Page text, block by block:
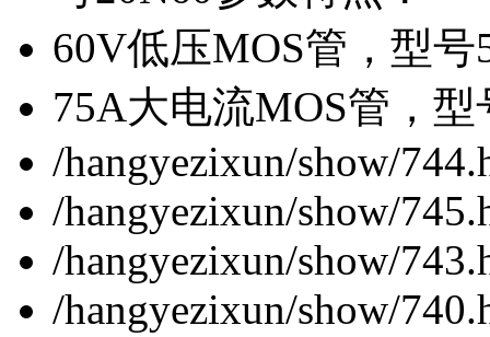
60V低压MOS管，型
75A大电流MOS管，
/hangyezixun/show/
/hangyezixun/show/
/hangyezixun/show/
/hangyezixun/show/